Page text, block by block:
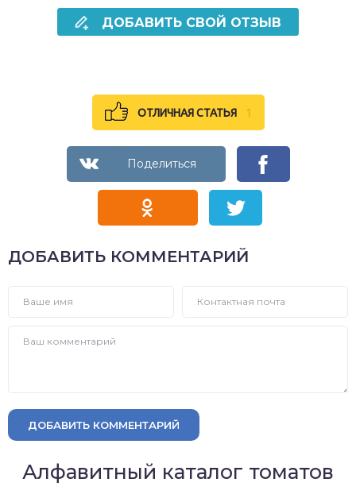
ДОБАВИТЬ СВОЙ ОТЗЫВ
ОТЛИЧНАЯ СТАТЬЯ 1
ДОБАВИТЬ КОММЕНТАРИЙ
ДОБАВИТЬ КОММЕНТАРИЙ
Алфавитный каталог томатов